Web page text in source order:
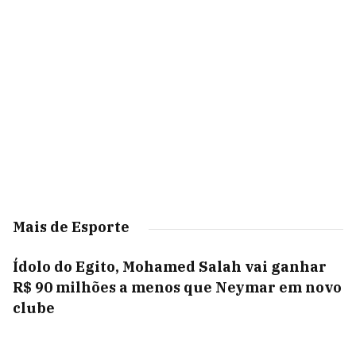
Mais de Esporte
Ídolo do Egito, Mohamed Salah vai ganhar
R$ 90 milhões a menos que Neymar em novo
clube